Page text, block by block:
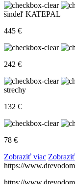
šindeľ KATEPAL
445 €
242 €
strechy
132 €
78 €
Zobraziť viac
https://
https://